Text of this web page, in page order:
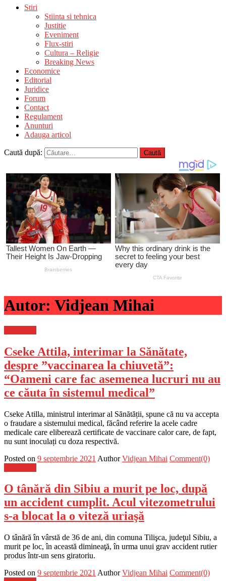
Stiri
Stiinta si tehnica
Justitie
Eveniment
Flux-stiri
Cultura – Religie
Breaking News
Economice
Editorial
Juridice
Forum
Contact
Regulament
Anunturi
Adauga articol
Caută după:
Autor: Vidjean Mihai
Cseke Attila, interimar la Sănătate,
despre ”vaccinarea la chiuvetă”:
“Oameni care fac asemenea lucruri nu au
ce căuta în sistemul medical”
Cseke Atilla, ministrul interimar al Sănătății, spune că nu va accepta
o fraudare a sistemului medical, făcând referire la acele cadre
medicale care eliberează certificate de vaccinare calor care, de fapt,
nu sunt inoculați cu doza respectivă.
Posted on 9 septembrie 2021 Author Vidjean Mihai Comment(0)
O tânără din Sibiu a murit pe loc, după
un accident cumplit. Acul vitezometrului
s-a blocat la o viteză uriaşă
O tânără în vârstă de 36 de ani, din comuna Tilişca, judeţul Sibiu, a
murit pe loc, în această dimineaţă, în urma unui grav accident rutier
produs într-un sens giratoriu.
Posted on 9 septembrie 2021 Author Vidjean Mihai Comment(0)